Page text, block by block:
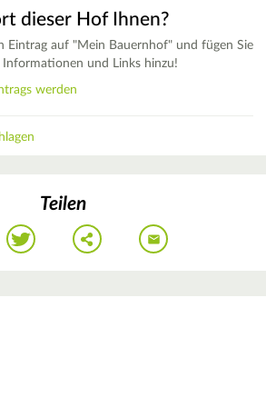
dieser Hof Ihnen?
Eintrag auf "Mein Bauernhof" und fügen Sie
Informationen und Links hinzu!
werden
Teilen